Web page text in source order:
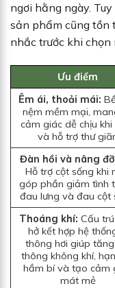
ngơi hằng ngày.
sản phẩm cũng tồn
nhắc trước khi chọn
Ưu điểm
Êm ái, thoải mái:
nệm mềm mại,
cảm giác dễ chịu khi
và hỗ trợ thư
Đàn hồi và nâng
Hỗ trợ cột sống khi
góp phần giảm tình
đau lưng và đau cột
Thoáng khí: Cấu
hở kết hợp hệ
thông hơi giúp tăng
thông không khí,
hầm bí và tạo cảm
mát mẻ